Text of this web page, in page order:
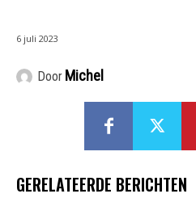
6 juli 2023
Door Michel
GERELATEERDE BERICHTEN